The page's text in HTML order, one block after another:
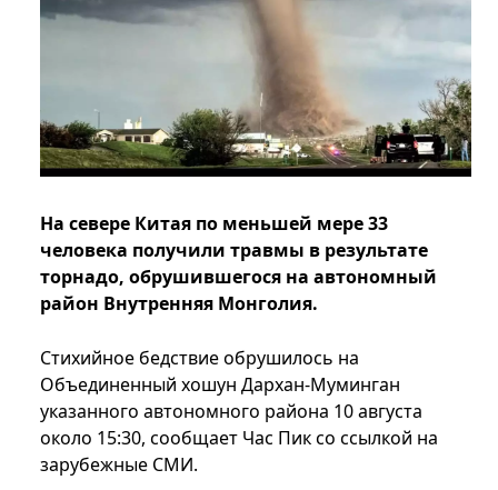
На севере Китая по меньшей мере 33
человека получили травмы в результате
торнадо, обрушившегося на автономный
район Внутренняя Монголия.
Стихийное бедствие обрушилось на
Объединенный хошун Дархан-Муминган
указанного автономного района 10 августа
около 15:30, сообщает Час Пик со ссылкой на
зарубежные СМИ.